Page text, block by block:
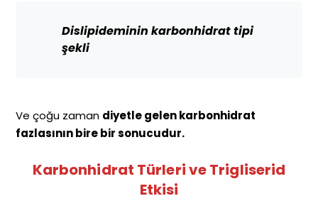
Dislipideminin karbonhidrat tipi
şekli
Ve çoğu zaman diyetle gelen karbonhidrat
fazlasının bire bir sonucudur.
Karbonhidrat Türleri ve Trigliserid
Etkisi